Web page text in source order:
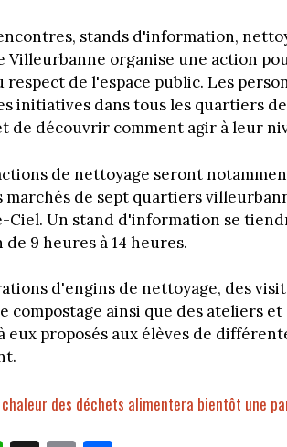
stands d'information,
Villeurbanne organise une action
respect de l'espace public. Les
initiatives dans tous les quartiers
de découvrir comment agir à leur
de nettoyage seront
marchés de sept quartiers
Ciel. Un stand d'information se
9 heures à 14 heures.
d'engins de nettoyage, des
compostage ainsi que des ateliers
eux proposés aux élèves de
chaleur des déchets alimentera bientôt une